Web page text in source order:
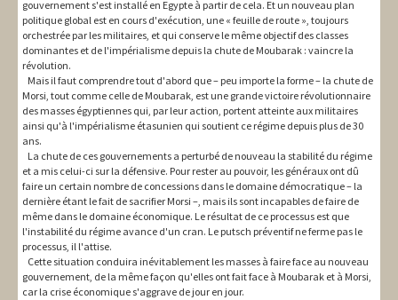
gouvernement s'est installé en Egypte à partir de cela. Et un nouveau plan
politique global est en cours d'exécution, une « feuille de route », toujours
orchestrée par les militaires, et qui conserve le même objectif des classes
dominantes et de l'impérialisme depuis la chute de Moubarak : vaincre la
révolution.
Mais il faut comprendre tout d'abord que – peu importe la forme – la chute de
Morsi, tout comme celle de Moubarak, est une grande victoire révolutionnaire
des masses égyptiennes qui, par leur action, portent atteinte aux militaires
ainsi qu'à l'impérialisme étasunien qui soutient ce régime depuis plus de 30
ans.
La chute de ces gouvernements a perturbé de nouveau la stabilité du régime
et a mis celui-ci sur la défensive. Pour rester au pouvoir, les généraux ont dû
faire un certain nombre de concessions dans le domaine démocratique – la
dernière étant le fait de sacrifier Morsi –, mais ils sont incapables de faire de
même dans le domaine économique. Le résultat de ce processus est que
l'instabilité du régime avance d'un cran. Le putsch préventif ne ferme pas le
processus, il l'attise.
Cette situation conduira inévitablement les masses à faire face au nouveau
gouvernement, de la même façon qu'elles ont fait face à Moubarak et à Morsi,
car la crise économique s'aggrave de jour en jour.